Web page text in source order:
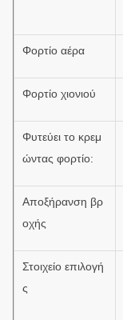
Φορτίο αέρα
Φορτίο χιονιού
Φυτεύει το κρεμ
ώντας φορτίο:
Αποξήρανση βρ
οχής
Στοιχείο επιλογή
ς